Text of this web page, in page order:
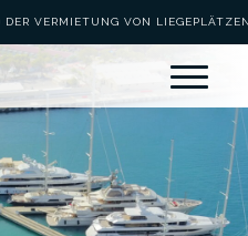
VERMIETUNG VON LIEGEPLÄTZEN